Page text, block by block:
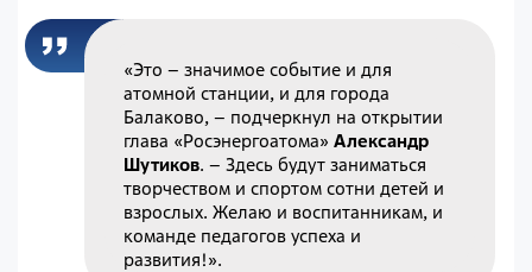
«Это – значимое событие и для
атомной станции, и для города
Балаково, – подчеркнул на открытии
глава «Росэнергоатома»Александр
Шутиков. – Здесь будут заниматься
творчеством и спортом сотни детей и
взрослых. Желаю и воспитанникам, и
команде педагогов успеха и
развития!».